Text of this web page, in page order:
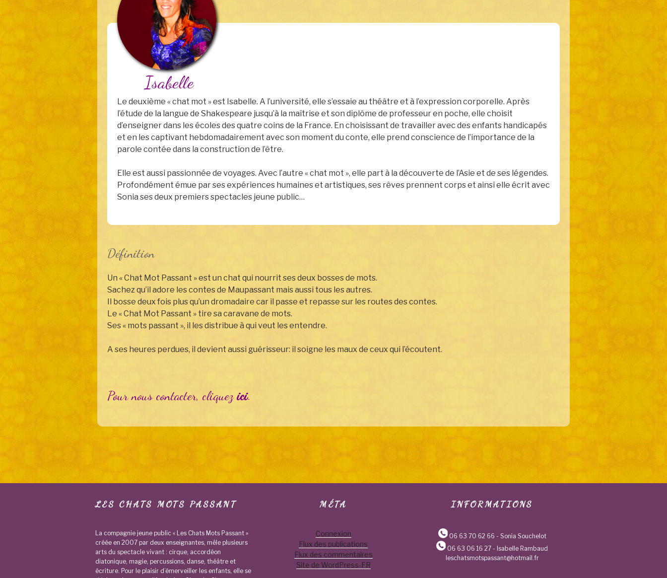
Isabelle
Le deuxième « chat mot » est Isabelle. A l’université, elle s’essaie au théâtre et à l’expression corporelle. Après
l’étude de la langue de Shakespeare jusqu’à la maîtrise et son diplôme de professeur en poche, elle choisit
d’enseigner dans les écoles des quatre coins de la France. En choisissant de travailler avec des enfants handicapés
et en les captivant hebdomadairement avec son moment du conte, elle prend conscience de l’importance de la
parole contée dans la construction de l’être.
Elle est aussi passionnée de voyages. Avec l’autre « chat mot », elle part à la découverte de l’Asie et de ses légendes.
Profondément émue par ses expériences humaines et artistiques, ses rêves prennent corps et ainsi elle écrit avec
Sonia ses deux premiers spectacles jeune public…
Définition
Un « Chat Mot Passant » est un chat qui nourrit ses deux bosses de mots.
Sachez qu’il adore les contes de Maupassant mais aussi tous les autres.
Il bosse deux fois plus qu’un dromadaire car il passe et repasse sur les routes des contes.
Le « Chat Mot Passant » tire sa caravane de mots.
Ses « mots passant », il les distribue à qui veut les entendre.
A ses heures perdues, il devient aussi guérisseur: il soigne les maux de ceux qui l’écoutent.
Pour nous contacter, cliquezici.
LES CHATS MOTS PASSANT
La compagnie jeune public « Les Chats Mots Passant »
créée en 2007 par deux enseignantes, mêle plusieurs
arts du spectacle vivant : cirque, accordéon
diatonique, magie, percussions, danse, théâtre et
écriture. Pour le plaisir d’émerveiller les enfants, elle se
MÉTA
Connexion
Flux des publications
Flux des commentaires
Site de WordPress-FR
INFORMATIONS
06 63 70 62 66 - Sonia Souchelot
06 63 06 16 27 - Isabelle Rambaud
leschatsmotspassant@hotmail.fr